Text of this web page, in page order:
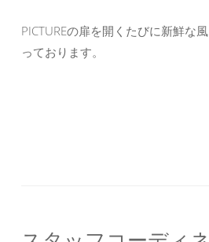
PICTUREの扉を開くたびに新鮮な
っております。